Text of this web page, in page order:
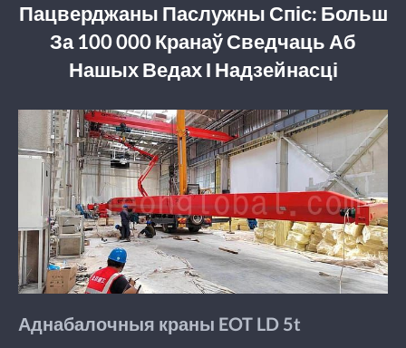
Пацверджаны Паслужны Спіс: Больш
За 100 000 Кранаў Сведчаць Аб
Нашых Ведах І Надзейнасці
Аднабалочныя краны EOT LD 5t